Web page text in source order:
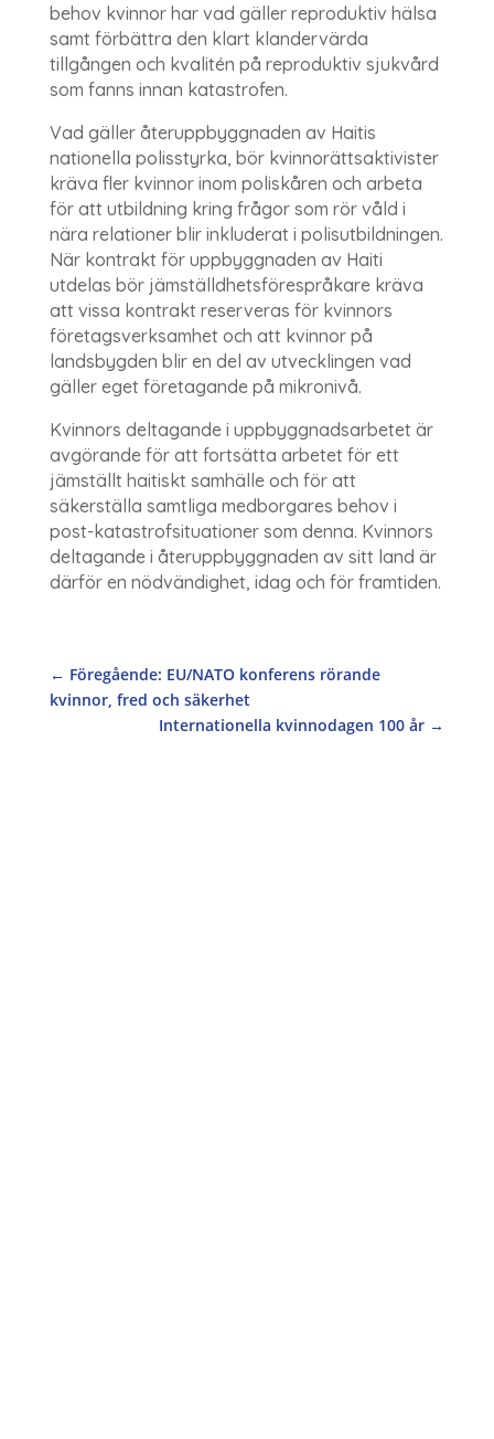
behov kvinnor har vad gäller reproduktiv hälsa
samt förbättra den klart klandervärda
tillgången och kvalitén på reproduktiv sjukvård
som fanns innan katastrofen.
Vad gäller återuppbyggnaden av Haitis
nationella polisstyrka, bör kvinnorättsaktivister
kräva fler kvinnor inom poliskåren och arbeta
för att utbildning kring frågor som rör våld i
nära relationer blir inkluderat i polisutbildningen.
När kontrakt för uppbyggnaden av Haiti
utdelas bör jämställdhetsförespråkare kräva
att vissa kontrakt reserveras för kvinnors
företagsverksamhet och att kvinnor på
landsbygden blir en del av utvecklingen vad
gäller eget företagande på mikronivå.
Kvinnors deltagande i uppbyggnadsarbetet är
avgörande för att fortsätta arbetet för ett
jämställt haitiskt samhälle och för att
säkerställa samtliga medborgares behov i
post-katastrofsituationer som denna. Kvinnors
deltagande i återuppbyggnaden av sitt land är
därför en nödvändighet, idag och för framtiden.
← Föregående: EU/NATO konferens rörande
kvinnor, fred och säkerhet
Internationella kvinnodagen 100 år →